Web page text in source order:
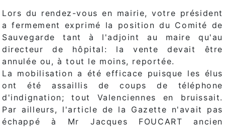
Lors du rendez-vous en mairie, votre président
a fermement exprimé la position du Comité de
Sauvegarde tant à l'adjoint au maire qu'au
directeur de hôpital: la vente devait être
annulée ou, à tout le moins, reportée.
La mobilisation a été efficace puisque les élus
ont été assaillis de coups de téléphone
d'indignation; tout Valenciennes en bruissait.
Par ailleurs, l'article de la Gazette n'avait pas
échappé à Mr Jacques FOUCART ancien